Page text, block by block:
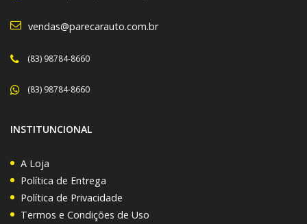
vendas@parecarauto.com.br
(83) 98784-8660
(83) 98784-8660
INSTITUNCIONAL
A Loja
Política de Entrega
Política de Privacidade
Termos e Condições de Uso